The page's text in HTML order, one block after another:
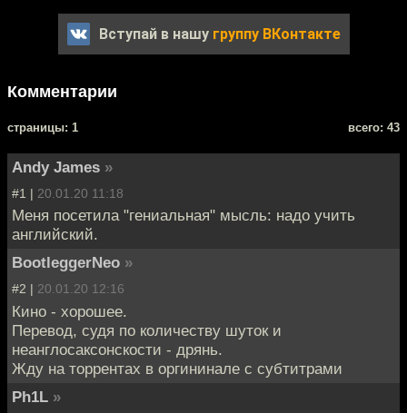
Вступай в нашу группу ВКонтакте
Комментарии
cтраницы: 1 всего: 43
Andy James »
#1 | 20.01.20 11:18
Меня посетила "гениальная" мысль: надо учить
английский.
BootleggerNeo »
#2 | 20.01.20 12:16
Кино - хорошее.
Перевод, судя по количеству шуток и
неанглосаксонскости - дрянь.
Жду на торрентах в оргининале с субтитрами
Ph1L »